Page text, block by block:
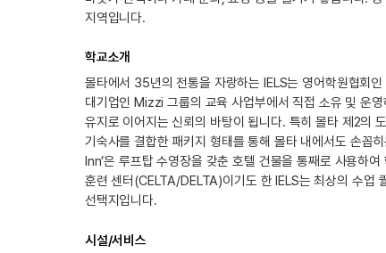
지역입니다.
학교소개
몰타에서 35년의 전통을 자랑하는 IELS는 영어학원협회
대기업인 Mizzi 그룹의 교육 사업부에서 직접 소유 및 운
유지로 이어지는 신뢰의 바탕이 됩니다. 특히 몰타 제2의
기숙사를 결합한 패키지 형태를 통해 몰타 내에서도 손꼽
Inn’은 루프탑 수영장을 갖춘 호텔 건물을 통째로 사용하
훈련 센터(CELTA/DELTA)이기도 한 IELS는 최상의 수업
선택지입니다.
시설/서비스